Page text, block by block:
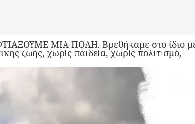
ΜΙΑ ΠΟΛΗ. Βρεθήκαμε στο ίδιο
ζωής, χωρίς παιδεία, χωρίς πολιτισμό,